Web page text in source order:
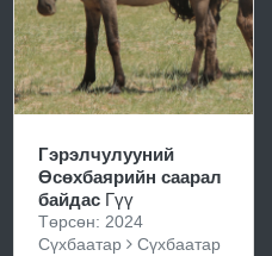
Гэрэлчулууний
Өсөхбаярийн саарал
байдас Гүү
Төрсөн: 2024
Сүхбаатар
Сүхбаатар